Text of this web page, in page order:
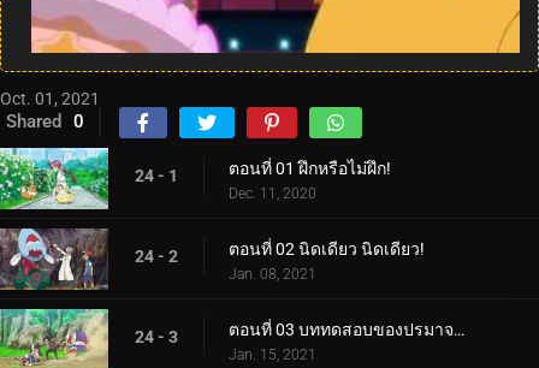
Oct. 01, 2021
Shared 0
24 - 1 ตอนที่ 01 ฝึกหรือไม่ฝึก!
Dec. 11, 2020
24 - 2 ตอนที่ 02 นิดเดียว นิดเดียว!
Jan. 08, 2021
24 - 3 ตอนที่ 03 บททดสอบของปรมาจารย์รุ่นใหม่!
Jan. 15, 2021